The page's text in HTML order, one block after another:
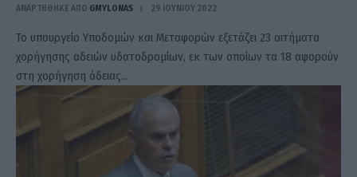
ΑΝΑΡΤΗΘΗΚΕ ΑΠΟ GMYLONAS 29 ΙΟΥΝΊΟΥ 2022
Το υπουργείο Υποδομών και Μεταφορών εξετάζει 23 αιτήματα
χορήγησης αδειών υδατοδρομίων, εκ των οποίων τα 18 αφορούν
στη χορήγηση άδειας…